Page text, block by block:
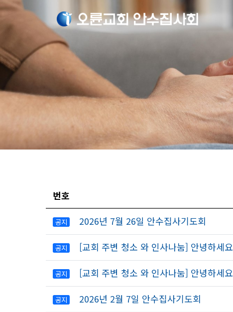
번호
공지 2026년 7월 26일 안수집사기도회
공지 [교회 주변 청소 와 인사나눔] 안녕하세
공지 [교회 주변 청소 와 인사나눔] 안녕하세
공지 2026년 2월 7일 안수집사기도회